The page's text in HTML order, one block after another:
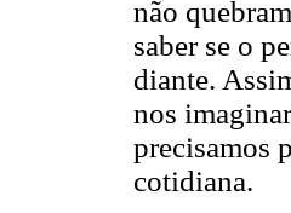
não
saber se o
diante.
nos
precisamos
cotidiana.